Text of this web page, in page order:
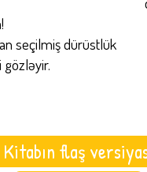
seçilmiş dürüstlük
Kitabın flaş